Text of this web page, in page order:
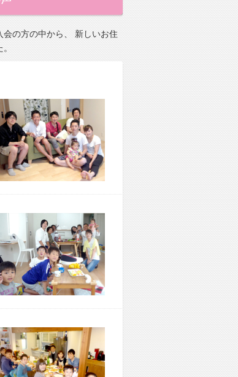
の方の中から、 新しいお住